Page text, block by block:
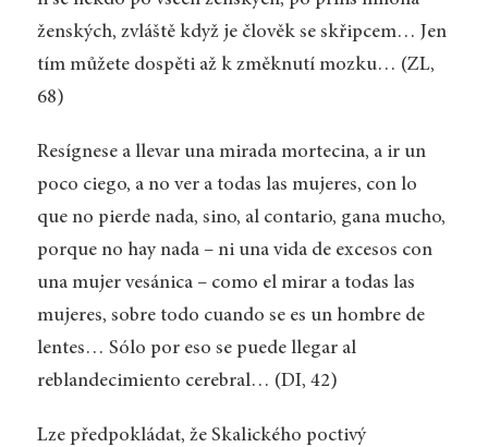
ženských, zvláště když je člověk se skřipcem… Jen
tím můžete dospěti až k změknutí mozku… (ZL,
68)
Resígnese a llevar una mirada mortecina, a ir un
poco ciego, a no ver a todas las mujeres, con lo
que no pierde nada, sino, al contario, gana mucho,
porque no hay nada – ni una vida de excesos con
una mujer vesánica – como el mirar a todas las
mujeres, sobre todo cuando se es un hombre de
lentes… Sólo por eso se puede llegar al
reblandecimiento cerebral… (DI, 42)
Lze předpokládat, že Skalického poctivý